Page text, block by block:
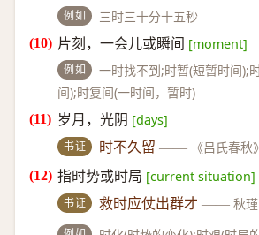
例如 三时三十分十五秒
片刻，一会儿或瞬间 [moment]
例如
一时找不到;时暂(短暂时间);
间);时复间(一时间，暂时)
岁月，光阴 [days]
书证 时不久留 —— 《吕氏春秋》
指时势或时局 [current situation]
书证 救时应仗出群才 —— 秋